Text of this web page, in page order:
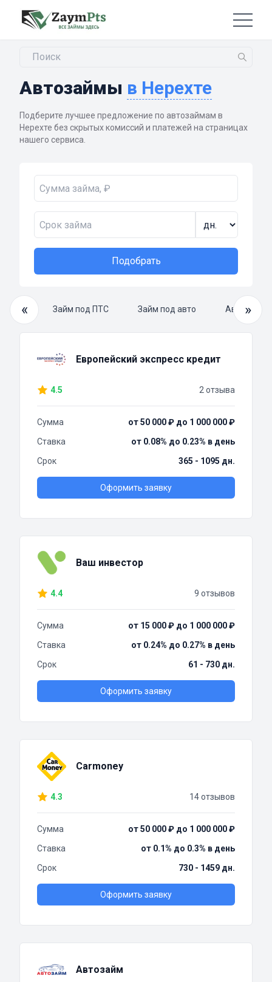
Автозаймы в Нерехте
Подберите лучшее предложение по автозаймам в
Нерехте без скрытых комиссий и платежей на страницах
нашего сервиса.
Подобрать
«
займ Займ под ПТС Займ под авто »
Европейский экспресс кредит
4.5 2 отзыва
Сумма
от 50 000 ₽ до 1 000 000 ₽
Ставка
от 0.08% до 0.23% в день
Срок
365 - 1095 дн.
Оформить заявку
Ваш инвестор
4.4 9 отзывов
Сумма
от 15 000 ₽ до 1 000 000 ₽
Ставка
от 0.24% до 0.27% в день
Срок
61 - 730 дн.
Оформить заявку
Carmoney
4.3 14 отзывов
Сумма
от 50 000 ₽ до 1 000 000 ₽
Ставка
от 0.1% до 0.3% в день
Срок
730 - 1459 дн.
Оформить заявку
Автозайм